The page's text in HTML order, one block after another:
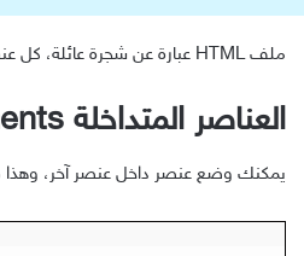
ملف HTML عبارة عن شجرة عائلة، كل عنصر له أشقاء وأبناء وأحفاد وآباء وأجداد، هذا لإمكانية تداخل العناصر ضمن بعضها البعض.
العناصر المتداخلة Nested Elements
يمكنك وضع عنصر داخل عنصر آخر، وهذا ما